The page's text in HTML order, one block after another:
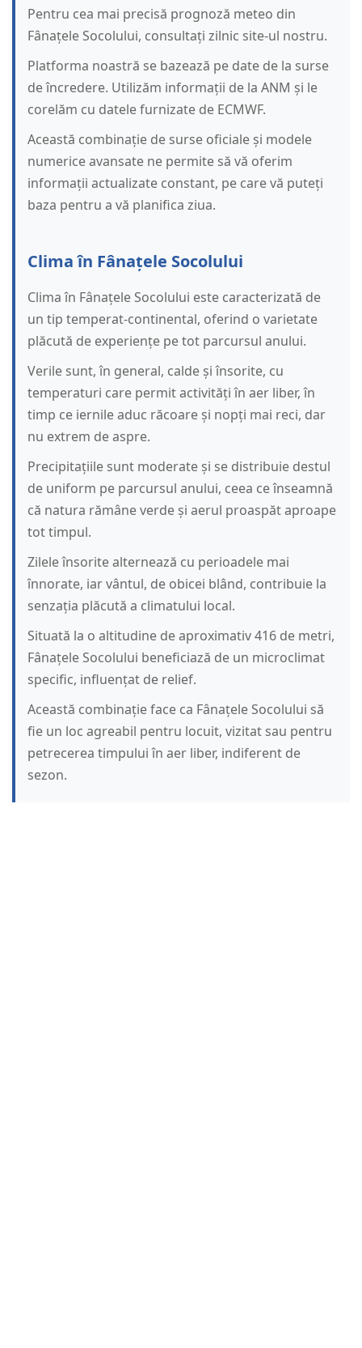
Pentru cea mai precisă prognoză meteo din
Fânațele Socolului, consultați zilnic site-ul nostru.
Platforma noastră se bazează pe date de la surse
de încredere. Utilizăm informații de la ANM și le
corelăm cu datele furnizate de ECMWF.
Această combinație de surse oficiale și modele
numerice avansate ne permite să vă oferim
informații actualizate constant, pe care vă puteți
baza pentru a vă planifica ziua.
Clima în Fânațele Socolului
Clima în Fânațele Socolului este caracterizată de
un tip temperat-continental, oferind o varietate
plăcută de experiențe pe tot parcursul anului.
Verile sunt, în general, calde și însorite, cu
temperaturi care permit activități în aer liber, în
timp ce iernile aduc răcoare și nopți mai reci, dar
nu extrem de aspre.
Precipitațiile sunt moderate și se distribuie destul
de uniform pe parcursul anului, ceea ce înseamnă
că natura rămâne verde și aerul proaspăt aproape
tot timpul.
Zilele însorite alternează cu perioadele mai
înnorate, iar vântul, de obicei blând, contribuie la
senzația plăcută a climatului local.
Situată la o altitudine de aproximativ 416 de metri,
Fânațele Socolului beneficiază de un microclimat
specific, influențat de relief.
Această combinație face ca Fânațele Socolului să
fie un loc agreabil pentru locuit, vizitat sau pentru
petrecerea timpului în aer liber, indiferent de
sezon.